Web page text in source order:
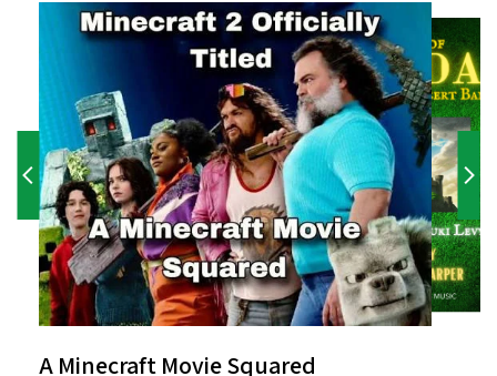
A Minecraft Movie Squared